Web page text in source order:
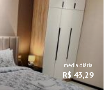
média diária
R$ 43,29